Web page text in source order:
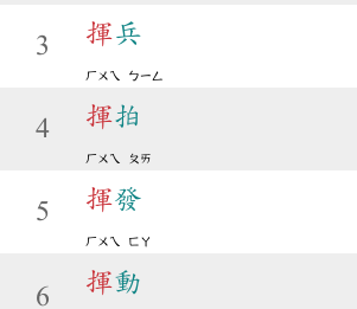
3 揮兵
ㄏㄨㄟ ㄅㄧㄥ
4 揮拍
ㄏㄨㄟ ㄆㄞ
5 揮發
ㄏㄨㄟ ㄈㄚ
6
揮動